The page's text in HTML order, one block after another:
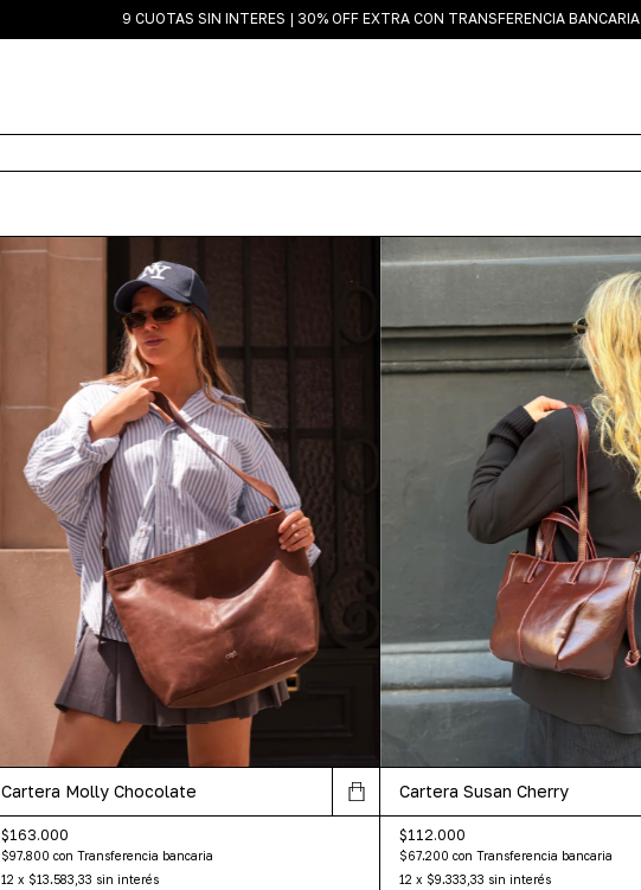
9 CUOTAS SIN INTERES | 30% OFF EXTRA CON TRANSFERENCIA BANCARIA
Cartera Molly Chocolate
$163.000
$97.800 con Transferencia bancaria
12 x $13.583,33 sin interés
Cartera Susan Cherry
$112.000
$67.200 con Transferencia bancaria
12 x $9.333,33 sin interés